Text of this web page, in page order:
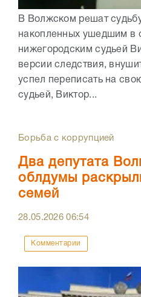
В Волжском решат
накопленных ушедшим в
нижегородским судьей
версии следствия,
успел переписать на
судьей, Виктор...
Борьба с коррупцией
Два депутата
облдумы
семей
28.05.202606:54
Комментарии